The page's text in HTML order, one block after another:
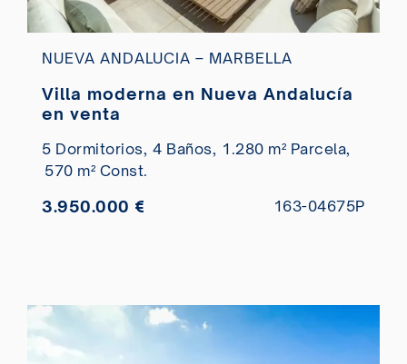
NUEVA ANDALUCIA – MARBELLA
Villa moderna en Nueva Andalucía
en venta
5 Dormitorios, 4 Baños, 1.280 m² Parcela,
570 m² Const.
3.950.000 € 163-04675P